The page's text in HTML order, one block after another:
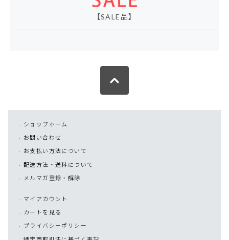
【SALE品】
ショップホーム
お問い合わせ
お支払い方法について
配送方法・送料について
メルマガ登録・解除
マイアカウント
カートを見る
プライバシーポリシー